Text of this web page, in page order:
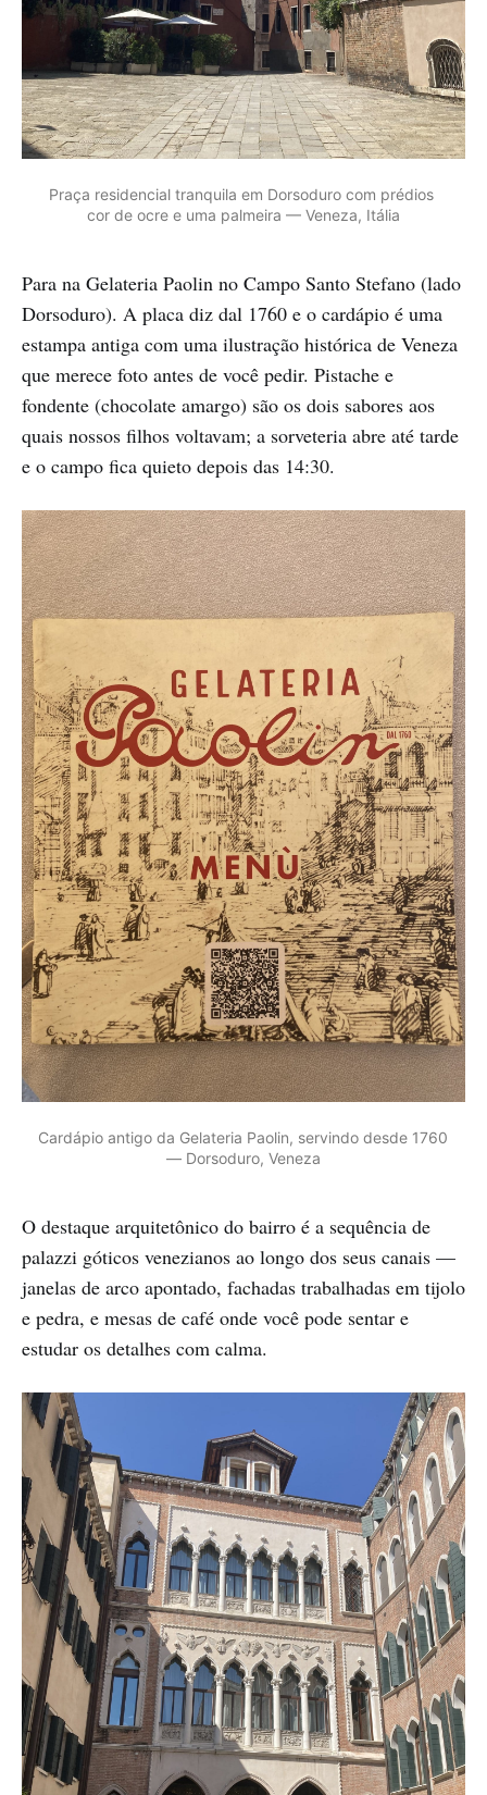
Praça residencial tranquila em Dorsoduro com prédios
cor de ocre e uma palmeira — Veneza, Itália
Para na Gelateria Paolin no Campo Santo Stefano (lado
Dorsoduro). A placa diz dal 1760 e o cardápio é uma
estampa antiga com uma ilustração histórica de Veneza
que merece foto antes de você pedir. Pistache e
fondente (chocolate amargo) são os dois sabores aos
quais nossos filhos voltavam; a sorveteria abre até tarde
e o campo fica quieto depois das 14:30.
Cardápio antigo da Gelateria Paolin, servindo desde 1760
— Dorsoduro, Veneza
O destaque arquitetônico do bairro é a sequência de
palazzi góticos venezianos ao longo dos seus canais —
janelas de arco apontado, fachadas trabalhadas em tijolo
e pedra, e mesas de café onde você pode sentar e
estudar os detalhes com calma.